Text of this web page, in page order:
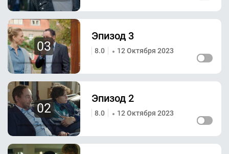
03
Эпизод 3
8.0 12 Октября 2023
02
Эпизод 2
8.0 12 Октября 2023